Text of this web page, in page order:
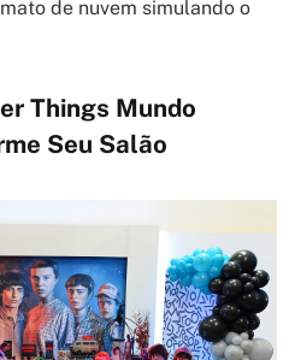
de nuvem simulando o
Things Mundo
Seu Salão